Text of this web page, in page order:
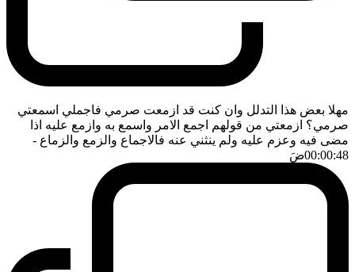
مهلا بعض هذا التدلل وان كنت قد ازمعت صرمي فاجملي اسمعتي
صرمي؟ ازمعتي من قولهم اجمع الامر واسمع به وازمع عليه اذا
مضى فيه وعزم عليه ولم ينثني عنه فالاجماع والزمع والزماع -
00:00:48ضَ